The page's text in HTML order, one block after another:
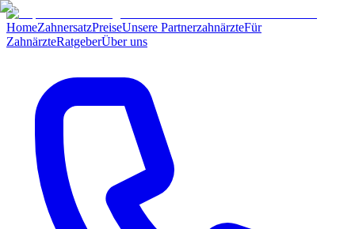
HomeZahnersatzPreiseUnsere PartnerzahnärzteFür
ZahnärzteRatgeberÜber uns